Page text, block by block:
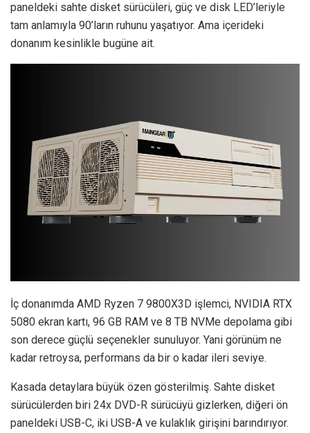
paneldeki sahte disket sürücüleri, güç ve disk LED’leriyle
tam anlamıyla 90’ların ruhunu yaşatıyor. Ama içerideki
donanım kesinlikle bugüne ait.
İç donanımda AMD Ryzen 7 9800X3D işlemci, NVIDIA RTX
5080 ekran kartı, 96 GB RAM ve 8 TB NVMe depolama gibi
son derece güçlü seçenekler sunuluyor. Yani görünüm ne
kadar retroysa, performans da bir o kadar ileri seviye.
Kasada detaylara büyük özen gösterilmiş. Sahte disket
sürücülerden biri 24x DVD-R sürücüyü gizlerken, diğeri ön
paneldeki USB-C, iki USB-A ve kulaklık girişini barındırıyor.